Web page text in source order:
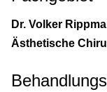
Dr. Volker
Ästhetische